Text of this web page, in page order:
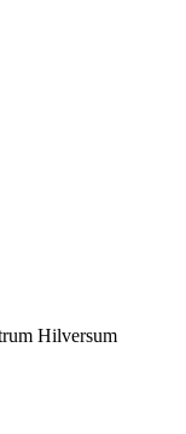
Hilversum